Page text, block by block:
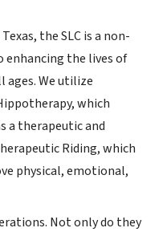
the SLC is a non-
the lives of
We utilize
which
a therapeutic and
Riding, which
physical, emotional,
Not only do they